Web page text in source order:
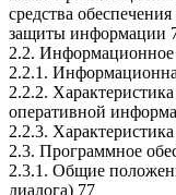
средства
защиты информации
2.2. Информационное
2.2.1.
2.2.2.
оперативной
2.2.3.
2.3. Программное
2.3.1. Общие
диалога) 77